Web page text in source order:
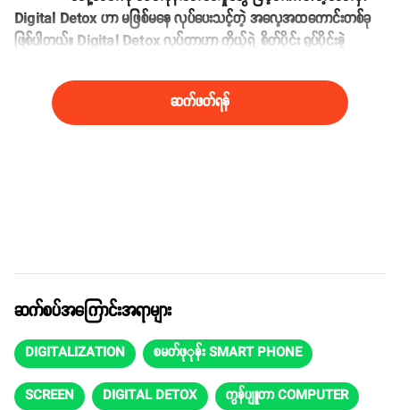
Digital Detox ဟာ မဖြစ်မနေ လုပ်ပေးသင့်တဲ့ အလေ့အထကောင်းတစ်ခု
ဖြစ်ပါတယ်။ Digital Detox လုပ်တာဟာ ကိုယ့်ရဲ့ စိတ်ပိုင်း ရုပ်ပိုင်းနဲ့
ဆက်ဖတ်ရန်
ဆက်စပ်အကြောင်းအရာများ
DIGITALIZATION စမတ်ဖုုန်း SMART PHONE
SCREEN DIGITAL DETOX ကွန်ပျူတာ COMPUTER